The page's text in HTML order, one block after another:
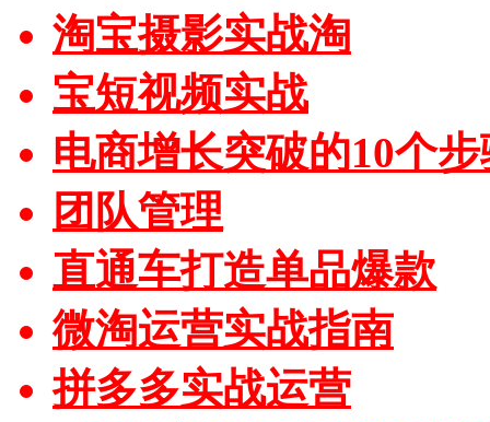
淘宝摄影实战淘
宝短视频实战
电商增长突破的10个
团队管理
直通车打造单品爆款
微淘运营实战指南
拼多多实战运营